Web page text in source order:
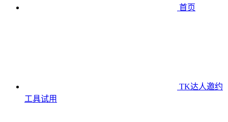
首页
TK达人邀约
工具试用